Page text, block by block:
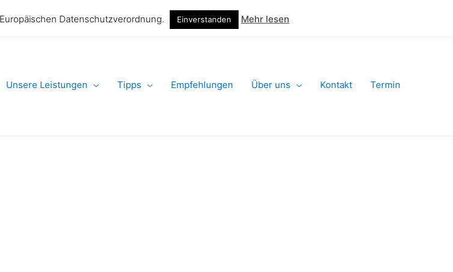
Tel. 030 91565124 – jetzt anrufen! Termin machen online
Unsere Leistungen Tipps Empfehlungen Über uns Kontakt Termin
Datenschutzverordnung. Einverstanden Mehr lesen